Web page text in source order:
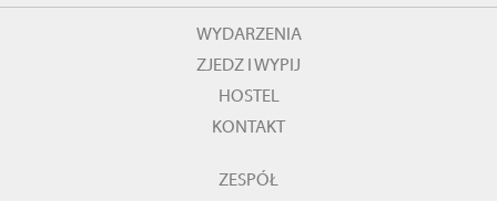
WYDARZENIA
ZJEDZ I WYPIJ
HOSTEL
KONTAKT
ZESPÓŁ